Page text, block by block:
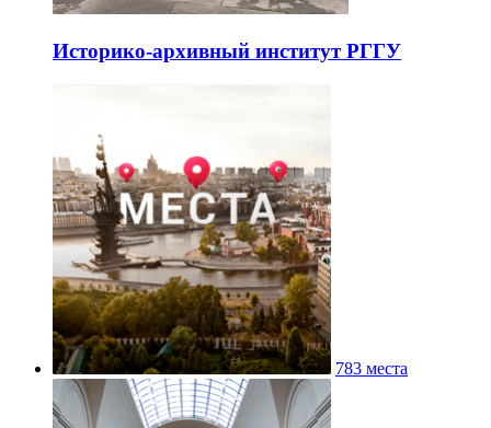
Историко-архивный институт РГГУ
783 места